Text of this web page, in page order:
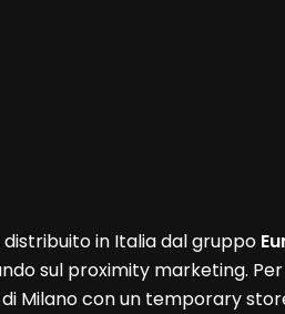
distribuito in Italia dal gruppo
sul proximity marketing.
Milano con un temporary